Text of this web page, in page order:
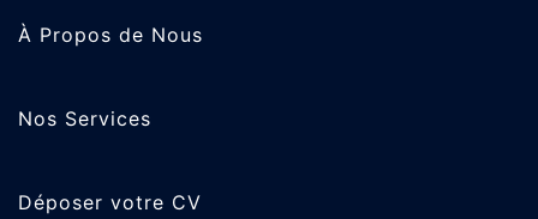
À Propos de Nous
Nos Services
Déposer votre CV